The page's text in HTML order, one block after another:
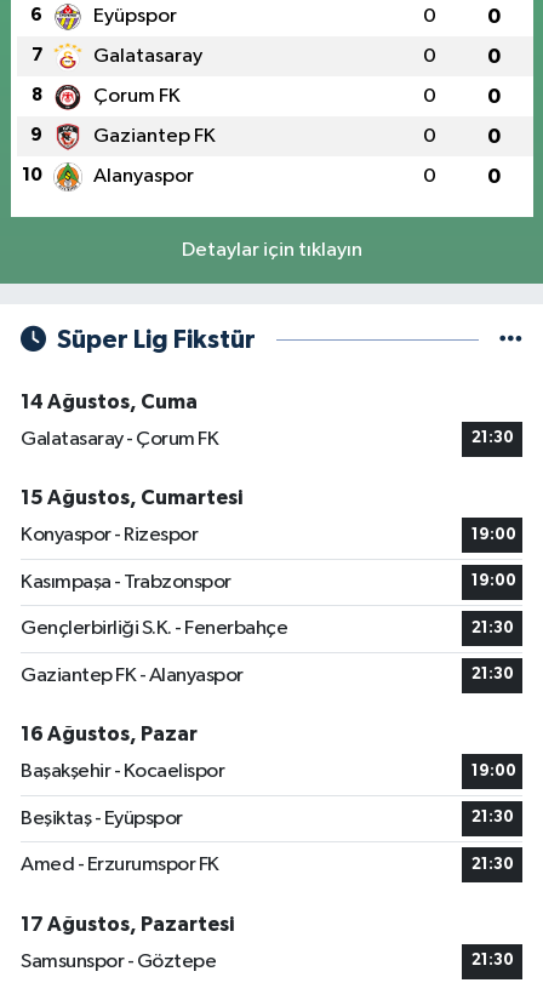
6 Eyüpspor 0 0
7 Galatasaray 0 0
8 Çorum FK 0 0
9 Gaziantep FK 0 0
10 Alanyaspor 0 0
Detaylar için tıklayın
Süper Lig Fikstür
14 Ağustos, Cuma
Galatasaray - Çorum FK
21:30
15 Ağustos, Cumartesi
Konyaspor - Rizespor
19:00
Kasımpaşa - Trabzonspor 19:00
Gençlerbirliği S.K. - Fenerbahçe 21:30
Gaziantep FK - Alanyaspor 21:30
16 Ağustos, Pazar
Başakşehir - Kocaelispor
19:00
Beşiktaş - Eyüpspor 21:30
Amed - Erzurumspor FK 21:30
17 Ağustos, Pazartesi
Samsunspor - Göztepe
21:30